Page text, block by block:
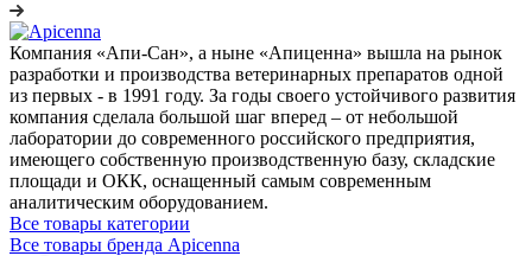
Компания «Апи-Сан», а ныне «Апиценна» вышла на рынок
разработки и производства ветеринарных препаратов одной
из первых - в 1991 году. За годы своего устойчивого развития
компания сделала большой шаг вперед – от небольшой
лаборатории до современного российского предприятия,
имеющего собственную производственную базу, складские
площади и ОКК, оснащенный самым современным
аналитическим оборудованием.
Все товары категории
Все товары бренда Apicenna